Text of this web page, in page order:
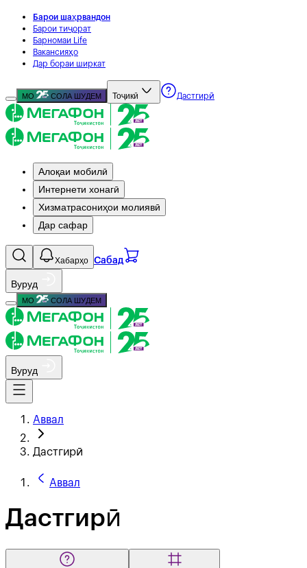
Барои шаҳрвандон
Барои тиҷорат
Барномаи Life
Вакансияҳо
Дар бораи ширкат
МО СОЛА ШУДЕМ Тоҷикӣ Дастгирӣ
Алоқаи мобилӣ
Интернети хонагӣ
Хизматрасониҳои молиявӣ
Дар сафар
Хабарҳо Сабад
Вуруд
МО СОЛА ШУДЕМ
Вуруд
Аввал
Дастгирӣ
Аввал
Дастгирӣ